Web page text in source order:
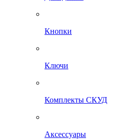
Кнопки
Ключи
Комплекты СКУД
Аксессуары